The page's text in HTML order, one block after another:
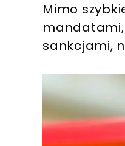
Mimo
sankcjami,